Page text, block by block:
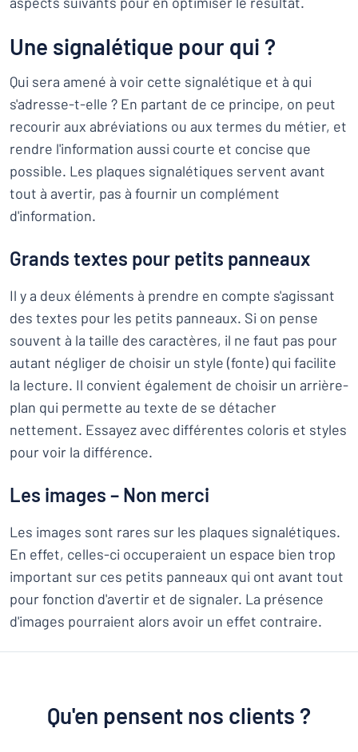
Une signalétique pour qui ?
Qui sera amené à voir cette signalétique et à qui
s'adresse-t-elle ? En partant de ce principe, on peut
recourir aux abréviations ou aux termes du métier, et
rendre l'information aussi courte et concise que
possible. Les plaques signalétiques servent avant
tout à avertir, pas à fournir un complément
d'information.
Grands textes pour petits panneaux
Il y a deux éléments à prendre en compte s'agissant
des textes pour les petits panneaux. Si on pense
souvent à la taille des caractères, il ne faut pas pour
autant négliger de choisir un style (fonte) qui facilite
la lecture. Il convient également de choisir un arrière-
plan qui permette au texte de se détacher
nettement. Essayez avec différentes coloris et styles
pour voir la différence.
Les images – Non merci
Les images sont rares sur les plaques signalétiques.
En effet, celles-ci occuperaient un espace bien trop
important sur ces petits panneaux qui ont avant tout
pour fonction d'avertir et de signaler. La présence
d'images pourraient alors avoir un effet contraire.
Qu'en pensent nos clients ?